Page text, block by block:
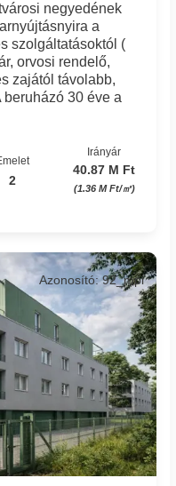
negyedének
a
szolgáltatásoktól (
orvosi rendelő,
zajától távolabb,
beruházó 30 éve a
2
Irányár
40.87 M Ft
(1.36 M Ft/㎡)
Azonosító: 92_mpi